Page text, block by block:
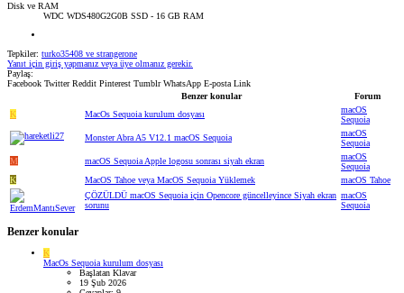
Disk ve RAM
WDC WDS480G2G0B SSD - 16 GB RAM
Tepkiler: turko35408 ve strangerone
Yanıt için giriş yapmanız veya üye olmanız gerekir.
Paylaş:
Facebook Twitter Reddit Pinterest Tumblr WhatsApp E-posta Link
Benzer konular
Forum
K
MacOs Sequoia kurulum dosyası
macOS
Sequoia
Monster Abra A5 V12.1 macOS Sequoia
macOS
Sequoia
M
macOS Sequoia Apple logosu sonrası siyah ekran
macOS
Sequoia
K
MacOS Tahoe veya MacOS Sequoia Yüklemek
macOS Tahoe
ÇÖZÜLDÜ macOS Sequoia için Opencore güncelleyince Siyah ekran
sorunu
macOS
Sequoia
Benzer konular
K
MacOs Sequoia kurulum dosyası
Başlatan Klavar
19 Şub 2026